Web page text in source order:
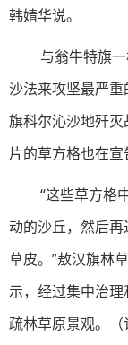
韩婧华说。
与翁牛特旗
沙法来攻坚最严
旗科尔沁沙地歼
片的草方格也在宣
“这些草方格
动的沙丘，然后
草皮。”敖汉旗林
示，经过集中治
疏林草原景观。（